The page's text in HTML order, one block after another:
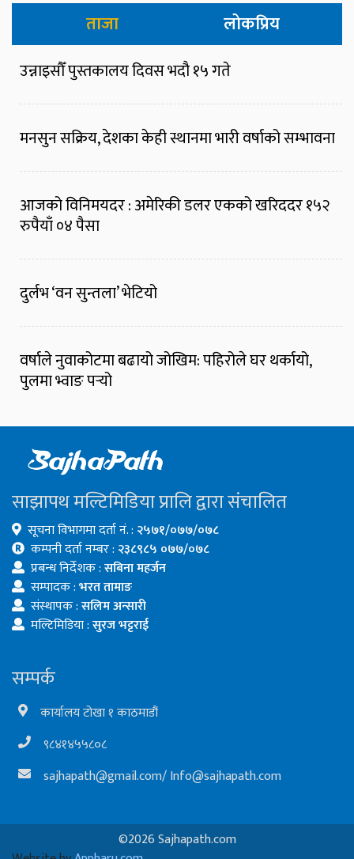
ताजा लोकप्रिय
उन्नाइसौँ पुस्तकालय दिवस भदौ १५ गते
मनसुन सक्रिय, देशका केही स्थानमा भारी वर्षाको सम्भावना
आजको विनिमयदर : अमेरिकी डलर एकको खरिददर १५२
रुपैयाँ ०४ पैसा
दुर्लभ ‘वन सुन्तला’ भेटियो
वर्षाले नुवाकोटमा बढायो जोखिम: पहिरोले घर थर्कायो,
पुलमा भ्वाङ पर्‍यो
साझापथ मल्टिमिडिया प्रालि द्वारा संचालित
सूचना विभागमा दर्ता नं. : २५७१/०७७/०७८
कम्पनी दर्ता नम्बर : २३८९८५ ०७७/०७८
प्रबन्ध निर्देशक :सबिना महर्जन
सम्पादक :भरत तामाङ
संस्थापक :सलिम अन्सारी
मल्टिमिडिया :सुरज भट्टराई
सम्पर्क
कार्यालय टोखा १ काठमाडौं
९८४१४५५८०८
sajhapath@gmail.com/Info@sajhapath.com
©2026 Sajhapath.com